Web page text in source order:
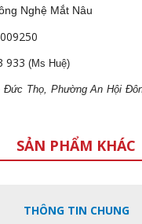
Nghệ Mắt Nâu
933 (Ms Huệ)
Đức Thọ, Phường An Hội
SẢN PHẨM KHÁC
THÔNG TIN CHUNG